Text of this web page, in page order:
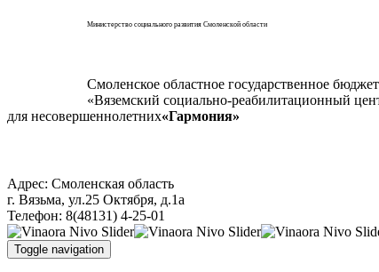
Министерство социального развития Смоленской области
Смоленское областное государственное
«Вяземский социально-реабилитационный
для несовершеннолетних«Гармония»
Адрес: Смоленская область
г. Вязьма, ул.25 Октября, д.1а
Телефон: 8(48131) 4-25-01
Toggle navigation